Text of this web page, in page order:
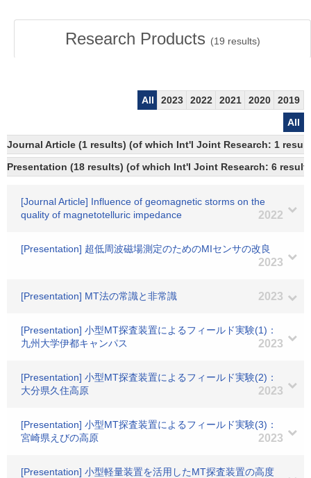
Research Products (19 results)
All 2023 2022 2021 2020
2019
All
Journal Article (1 results) (of which Int'l Joint Research: 1
Presentation (18 results) (of which Int'l Joint Research: 6
[Journal Article] Influence of geomagnetic storms on the
quality of magnetotelluric impedance
2022
[Presentation] 超低周波磁場測定のためのMIセンサの改良
2023
[Presentation] MT法の常識と非常識 2023
[Presentation] 小型MT探査装置によるフィールド実験(1)：
九州大学伊都キャンパス
2023
[Presentation] 小型MT探査装置によるフィールド実験(2)：
大分県久住高原
2023
[Presentation] 小型MT探査装置によるフィールド実験(3)：
宮崎県えびの高原
2023
[Presentation] 小型軽量装置を活用したMT探査装置の高度